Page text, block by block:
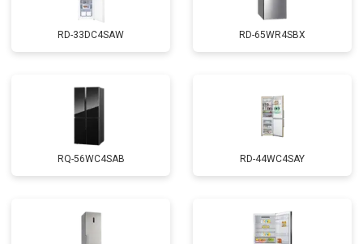
RD-33DC4SAW RD-65WR4SBX
RQ-56WC4SAB RD-44WC4SAY